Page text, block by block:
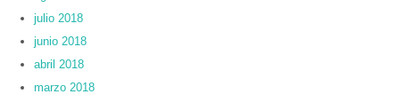
julio 2018
junio 2018
abril 2018
marzo 2018